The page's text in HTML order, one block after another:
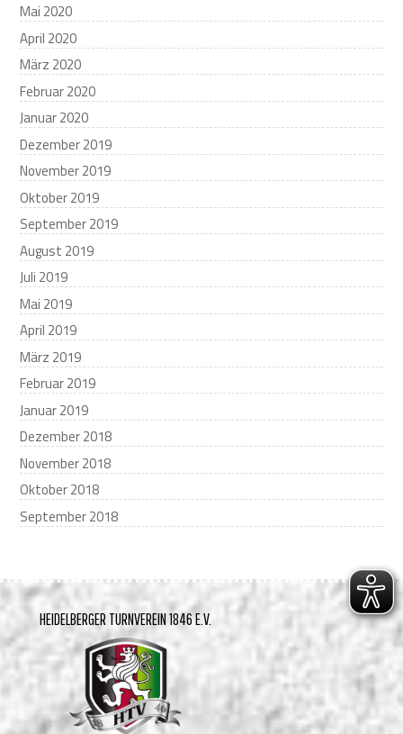
Mai 2020
April 2020
März 2020
Februar 2020
Januar 2020
Dezember 2019
November 2019
Oktober 2019
September 2019
August 2019
Juli 2019
Mai 2019
April 2019
März 2019
Februar 2019
Januar 2019
Dezember 2018
November 2018
Oktober 2018
September 2018
HEIDELBERGER TURNVEREIN 1846 E.V.